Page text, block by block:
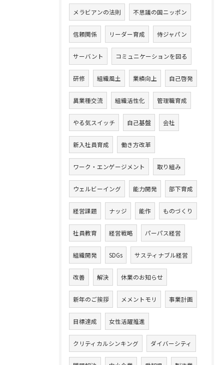
メラビアンの法則 不思議の国ニッポン
信頼関係 リーダー育成 侍ジャパン
サーバント コミュニケーションを図る
研修 組織風土 業績向上 自己啓発
異業種交流 組織活性化 管理職育成
やる気スイッチ 自己基盤 会社
新入社員育成 働き方改革
ワーク・エンゲージメント 取り組み
ウェルビーイング 能力開発 部下育成
経営課題 ナッジ 能作 ものづくり
社員教育 経営戦略 パーパス経営
組織開発 SDGs サスティナブル経営
改善 解決 休業のお知らせ
新年のご挨拶 メメントモリ 事業計画
目標達成 女性活躍推進
クリティカルシンキング ダイバーシティ